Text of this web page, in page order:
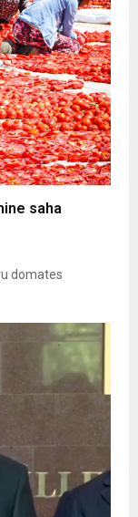
saha
domates